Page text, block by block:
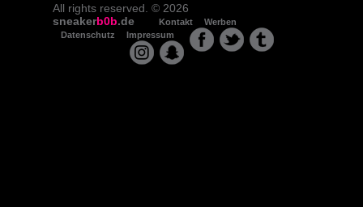
All rights reserved. © 2026
sneakerb0b.de Kontakt
Werben
Datenschutz
Impressum